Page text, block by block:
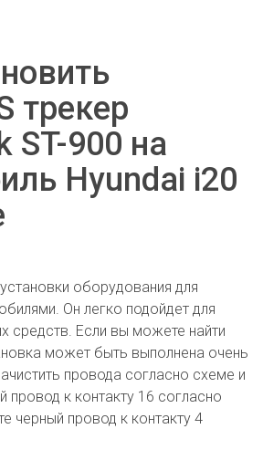
трекер
ST-900 на
Hyundai i20
оборудования для
Он легко подойдет для
средств. Если вы можете найти
может быть выполнена очень
провода согласно схеме и
провод к контакту 16 согласно
черный провод к контакту 4